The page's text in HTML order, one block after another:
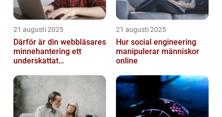
21 augusti 2025
Därför är din webbläsares
minnehantering ett
underskattat
21 augusti 2025
Hur social engineering
manipulerar människor
online